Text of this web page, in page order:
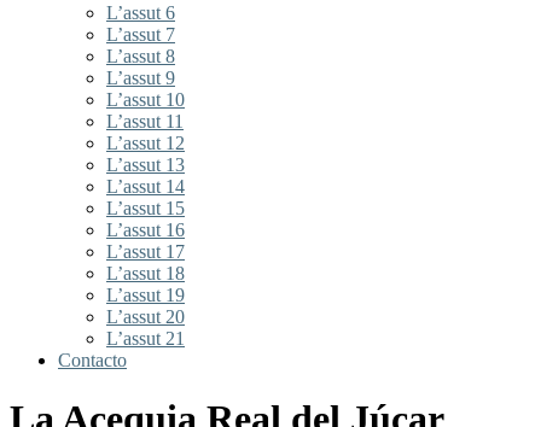
L’assut 6
L’assut 7
L’assut 8
L’assut 9
L’assut 10
L’assut 11
L’assut 12
L’assut 13
L’assut 14
L’assut 15
L’assut 16
L’assut 17
L’assut 18
L’assut 19
L’assut 20
L’assut 21
Contacto